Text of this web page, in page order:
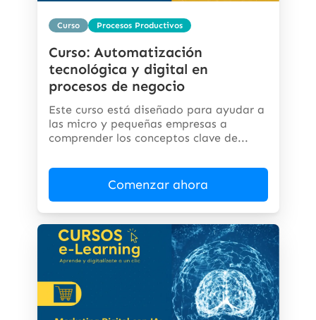
Curso Procesos Productivos
Curso: Automatización
tecnológica y digital en
procesos de negocio
Este curso está diseñado para ayudar a
las micro y pequeñas empresas a
comprender los conceptos clave de...
Comenzar ahora